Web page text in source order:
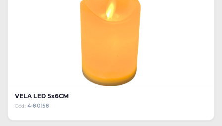
VELA LED 5x6CM
Cód: 4-80158